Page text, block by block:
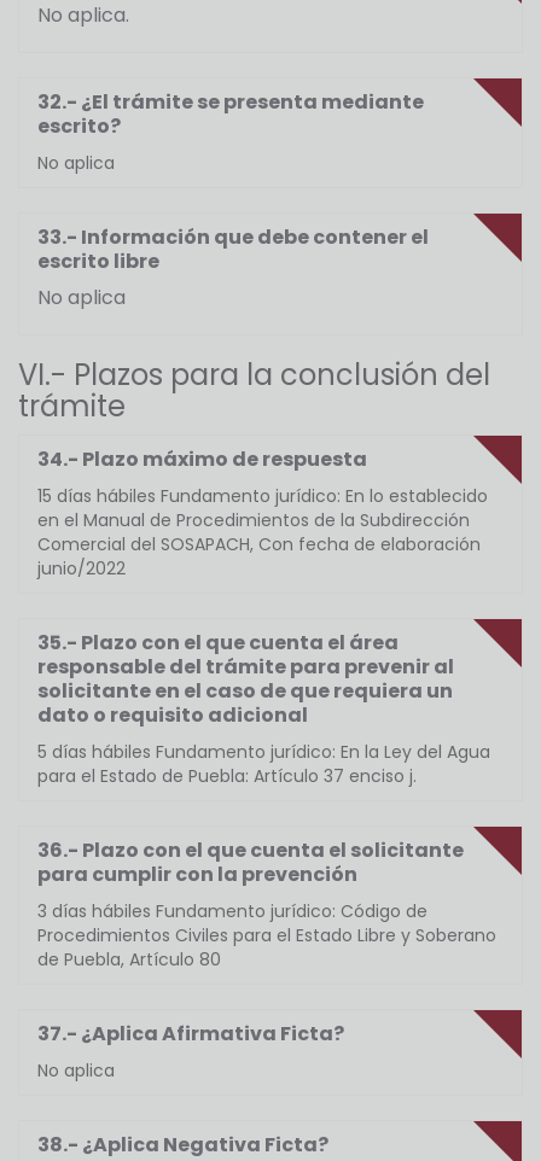
No aplica.
32.- ¿El trámite se presenta mediante
escrito?
No aplica
33.- Información que debe contener el
escrito libre
No aplica
VI.- Plazos para la conclusión del
trámite
34.- Plazo máximo de respuesta
15 días hábiles Fundamento jurídico: En lo establecido
en el Manual de Procedimientos de la Subdirección
Comercial del SOSAPACH, Con fecha de elaboración
junio/2022
35.- Plazo con el que cuenta el área
responsable del trámite para prevenir al
solicitante en el caso de que requiera un
dato o requisito adicional
5 días hábiles Fundamento jurídico: En la Ley del Agua
para el Estado de Puebla: Artículo 37 enciso j.
36.- Plazo con el que cuenta el solicitante
para cumplir con la prevención
3 días hábiles Fundamento jurídico: Código de
Procedimientos Civiles para el Estado Libre y Soberano
de Puebla, Artículo 80
37.- ¿Aplica Afirmativa Ficta?
No aplica
38.- ¿Aplica Negativa Ficta?